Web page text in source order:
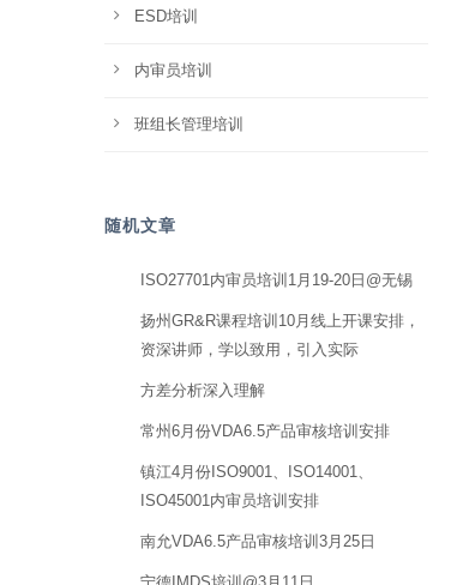
ESD培训
内审员培训
班组长管理培训
随机文章
ISO27701内审员培训1月19-20日@无锡
扬州GR&R课程培训10月线上开课安排，
资深讲师，学以致用，引入实际
方差分析深入理解
常州6月份VDA6.5产品审核培训安排
镇江4月份ISO9001、ISO14001、
ISO45001内审员培训安排
南允VDA6.5产品审核培训3月25日